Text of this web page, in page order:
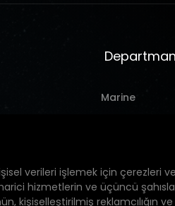
Marine
Pil
verileri işlemek için çerezleri
hizmetlerin ve üçüncü
kişiselleştirilmiş reklamcılığın